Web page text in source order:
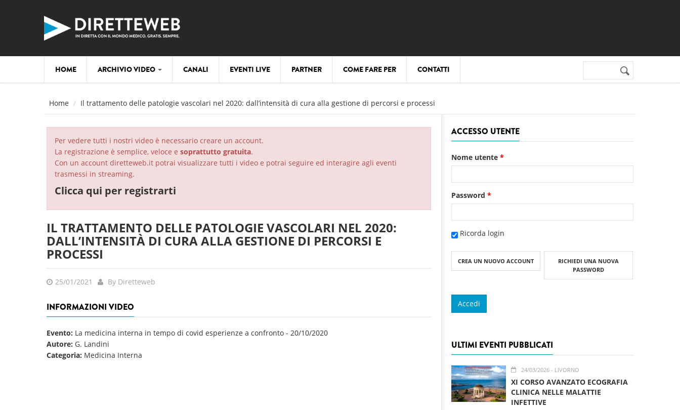
HOME ARCHIVIO VIDEO CANALI EVENTI LIVE PARTNER COME FARE PER CONTATTI Form di
Cerca nel sito
Home Il trattamento delle patologie vascolari nel 2020: dall’intensità di cura alla gestione di percorsi e processi
Per vedere tutti i nostri video è necessario creare un account.
La registrazione è semplice, veloce e soprattutto gratuita.
Con un account diretteweb.it potrai visualizzare tutti i video e potrai seguire ed interagire agli eventi
trasmessi in streaming.
Clicca qui per registrarti
IL TRATTAMENTO DELLE PATOLOGIE VASCOLARI NEL 2020:
DALL’INTENSITÀ DI CURA ALLA GESTIONE DI PERCORSI E
PROCESSI
25/01/2021 By Diretteweb
INFORMAZIONI VIDEO
Evento: La medicina interna in tempo di covid esperienze a confronto - 20/10/2020
Autore: G. Landini
Categoria: Medicina Interna
ACCESSO UTENTE
Nome utente *
Password *
Ricorda login
CREA UN NUOVO ACCOUNT
RICHIEDI UNA NUOVA
PASSWORD
ULTIMI EVENTI PUBBLICATI
24/03/2026- LIVORNO
XI CORSO AVANZATO ECOGRAFIA
CLINICA NELLE MALATTIE
INFETTIVE